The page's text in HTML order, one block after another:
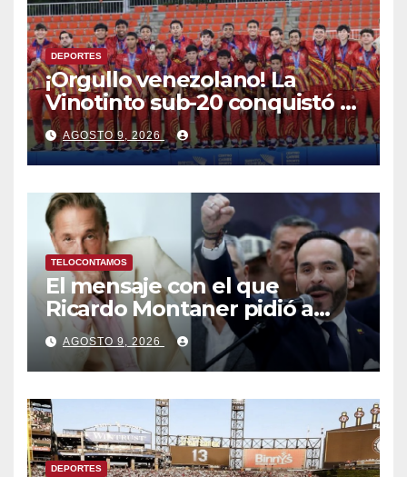
DEPORTES
¡Orgullo venezolano! La
Vinotinto sub-20 conquistó el
oro en los Juegos
Centroamericanos y del
Caribe tras unos dramáticos
penales
AGOSTO 9, 2026
TELOCONTAMOS
El mensaje con el que
Ricardo Montaner pidió a
Abelardo de la Espriella
ayudar a Venezuela
AGOSTO 9, 2026
DEPORTES